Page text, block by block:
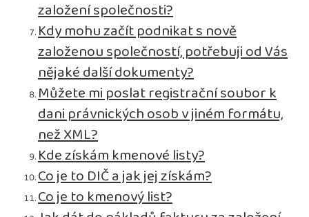
založení společnosti?
Kdy mohu začít podnikat s nově
založenou společností, potřebuji od Vás
nějaké další dokumenty?
Můžete mi poslat registrační soubor k
dani právnických osob v jiném formátu,
než XML?
Kde získám kmenové listy?
Co je to DIČ a jak jej získám?
Co je to kmenový list?